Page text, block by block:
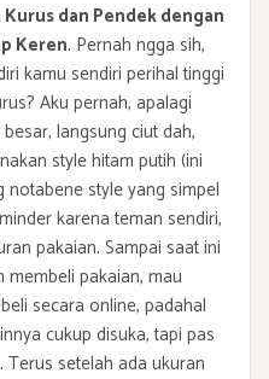
dan Pendek dengan
Keren. Pernah ngga sih,
kamu sendiri perihal tinggi
Aku pernah, apalagi
langsung ciut dah,
style hitam putih (ini
style yang simpel
karena teman sendiri,
pakaian. Sampai saat ini
pakaian, mau
secara online, padahal
cukup disuka, tapi pas
setelah ada ukuran